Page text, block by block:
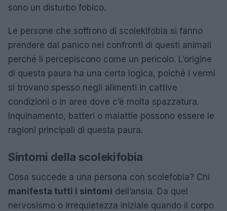
sono un disturbo fobico.
Le persone che soffrono di scolekifobia si fanno
prendere dal panico nei confronti di questi animali
perché li percepiscono come un pericolo. L’origine
di questa paura ha una certa logica, poiché i vermi
si trovano spesso negli alimenti in cattive
condizioni o in aree dove c’è molta spazzatura.
Inquinamento, batteri o malattie possono essere le
ragioni principali di questa paura.
Sintomi della scolekifobia
Cosa succede a una persona con scolefobia? Chi
manifesta tutti i sintomi dell’ansia. Da quel
nervosismo o irrequietezza iniziale quando il corpo